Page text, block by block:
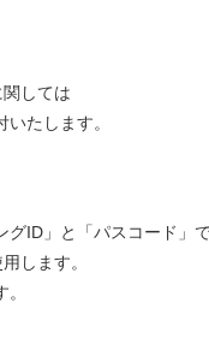
しては
たします。
ID」と「パスコード」
します。